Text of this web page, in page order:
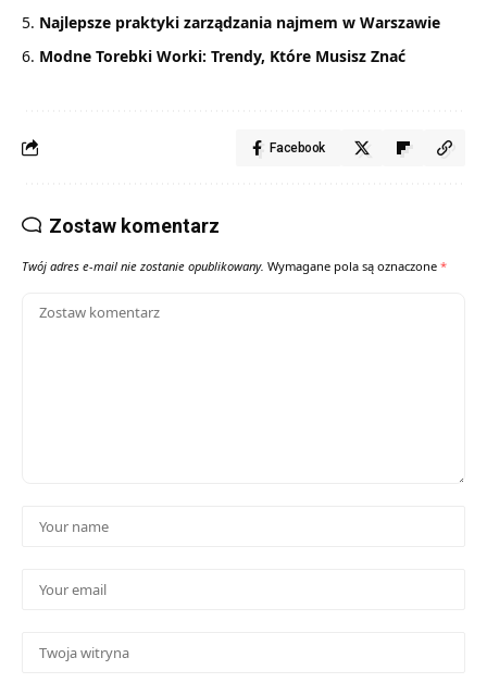
Najlepsze praktyki zarządzania najmem w Warszawie
Modne Torebki Worki: Trendy, Które Musisz Znać
Facebook
Zostaw komentarz
Twój adres e-mail nie zostanie opublikowany. Wymagane pola są oznaczone *